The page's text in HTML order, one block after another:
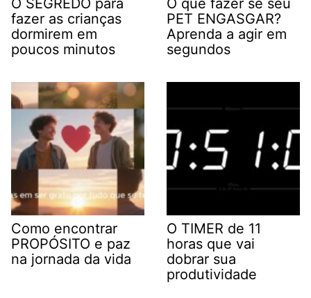
O SEGREDO para
fazer as crianças
dormirem em
poucos minutos
O que fazer se seu
PET ENGASGAR?
Aprenda a agir em
segundos
Como encontrar
PROPÓSITO e paz
na jornada da vida
O TIMER de 11
horas que vai
dobrar sua
produtividade